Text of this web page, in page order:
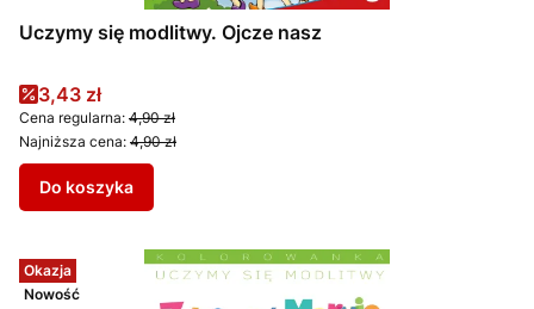
Uczymy się modlitwy. Ojcze nasz
Cena promocyjna
3,43 zł
Cena regularna: 4,90 zł
Najniższa cena: 4,90 zł
Do koszyka
Okazja
Nowość